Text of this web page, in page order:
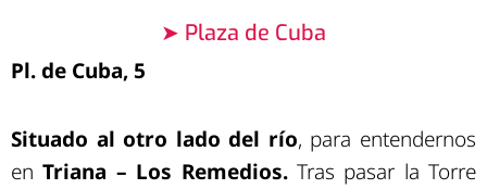
➤ Plaza de Cuba
Pl. de Cuba, 5
Situado al otro lado del río, para entendernos
enTriana – Los Remedios.Tras pasar la Torre